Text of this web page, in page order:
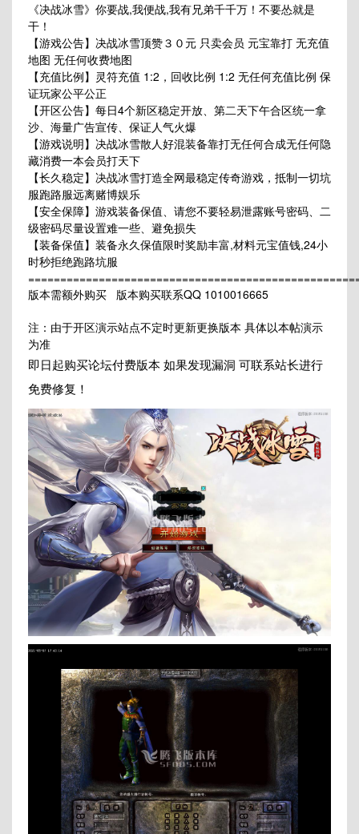
《决战冰雪》你要战,我便战,我有兄弟千千万！不要怂就是
干！
【游戏公告】决战冰雪顶赞３０元 只卖会员 元宝靠打 无充值
地图 无任何收费地图
【充值比例】灵符充值 1:2，回收比例 1:2 无任何充值比例 保
证玩家公平公正
【开区公告】每日4个新区稳定开放、第二天下午合区统一拿
沙、海量广告宣传、保证人气火爆
【游戏说明】决战冰雪散人好混装备靠打无任何合成无任何隐
藏消费一本会员打天下
【长久稳定】决战冰雪打造全网最稳定传奇游戏，抵制一切坑
服跑路服远离赌博娱乐
【安全保障】游戏装备保值、请您不要轻易泄露账号密码、二
级密码尽量设置难一些、避免损失
【装备保值】装备永久保值限时奖励丰富,材料元宝值钱,24小
时秒拒绝跑路坑服
版本需额外购买 版本购买联系QQ 1010016665
注：由于开区演示站点不定时更新更换版本 具体以本帖演示
为准
即日起购买论坛付费版本 如果发现漏洞 可联系站长进行
免费修复！